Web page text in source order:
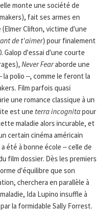
monte une société de
fait ses armes en
Clifton, victime d'une
de t'aimer) pour finalement
Galop d'essai d'une courte
Never Fearaborde une
polio ‒, comme le feront la
Film parfois quasi
une romance classique à un
est une terra incognitapour
maladie alors incurable, et
certain cinéma américain
été à bonne école ‒ celle de
film dossier. Dès les premiers
d'équilibre que son
cherchera en parallèle à
Ida Lupino insuffle à
la formidable Sally Forrest.